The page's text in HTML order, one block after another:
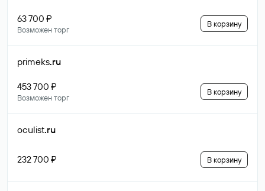
63 700 ₽
Возможен торг
В корзину
primeks.ru
453 700 ₽
Возможен торг
В корзину
oculist.ru
232 700 ₽ В корзину